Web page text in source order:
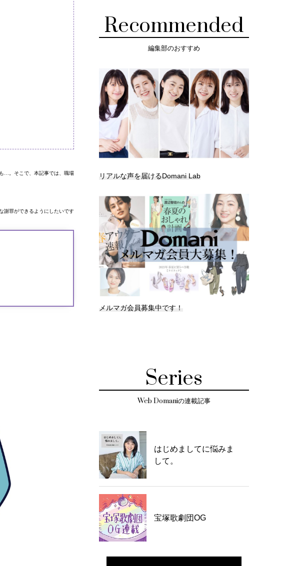
…。そこで、本記事では、職場
謝罪ができるようにしたいです
Recommended
編集部のおすすめ
リアルな声を届けるDomani Lab
メルマガ会員募集中です！
Series
Web Domaniの連載記事
はじめましてに悩みま
して。
宝塚歌劇団OG